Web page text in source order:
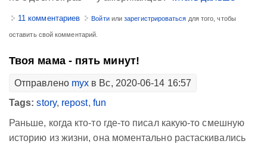
11 комментариев Войтиилизарегистрироваться для того, чтобы
оставить свой комментарий.
Твоя мама - пять минут!
Отправлено myx в Вс, 2020-06-14 16:57
Tags:story, repost, fun
Раньше, когда кто-то где-то писал какую-то смешную
историю из жизни, она моментально растаскивались